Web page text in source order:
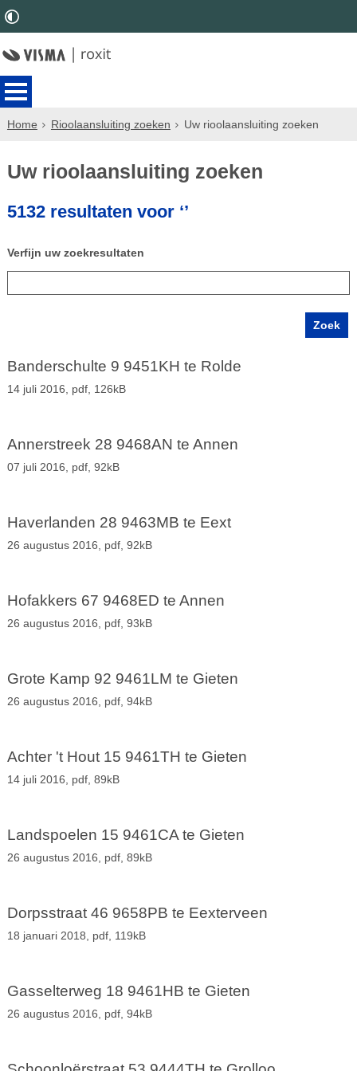
Home Rioolaansluiting zoeken Uw rioolaansluiting zoeken
Uw rioolaansluiting zoeken
5132 resultaten voor ‘’
Verfijn uw zoekresultaten
Banderschulte 9 9451KH te Rolde
14 juli 2016, pdf, 126kB
Annerstreek 28 9468AN te Annen
07 juli 2016, pdf, 92kB
Haverlanden 28 9463MB te Eext
26 augustus 2016, pdf, 92kB
Hofakkers 67 9468ED te Annen
26 augustus 2016, pdf, 93kB
Grote Kamp 92 9461LM te Gieten
26 augustus 2016, pdf, 94kB
Achter 't Hout 15 9461TH te Gieten
14 juli 2016, pdf, 89kB
Landspoelen 15 9461CA te Gieten
26 augustus 2016, pdf, 89kB
Dorpsstraat 46 9658PB te Eexterveen
18 januari 2018, pdf, 119kB
Gasselterweg 18 9461HB te Gieten
26 augustus 2016, pdf, 94kB